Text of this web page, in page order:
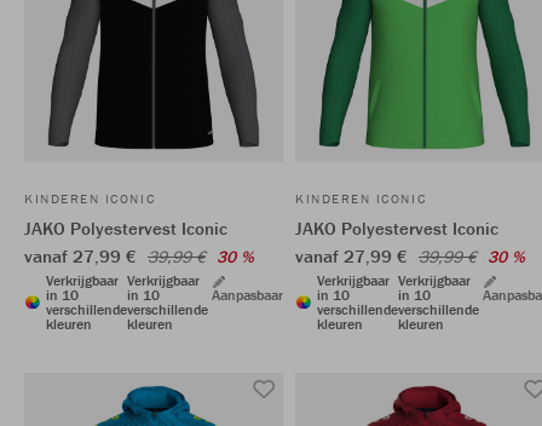
KINDEREN ICONIC
JAKO Polyestervest Iconic
vanaf 27,99 € 39,99 € 30 %
Verkrijgbaar
in 10
verschillende
kleuren
Verkrijgbaar
in 10
verschillende
kleuren
Aanpasbaar
KINDEREN ICONIC
JAKO Polyestervest Iconic
vanaf 27,99 € 39,99 € 30 %
Verkrijgbaar
in 10
verschillende
kleuren
Verkrijgbaar
in 10
verschillende
kleuren